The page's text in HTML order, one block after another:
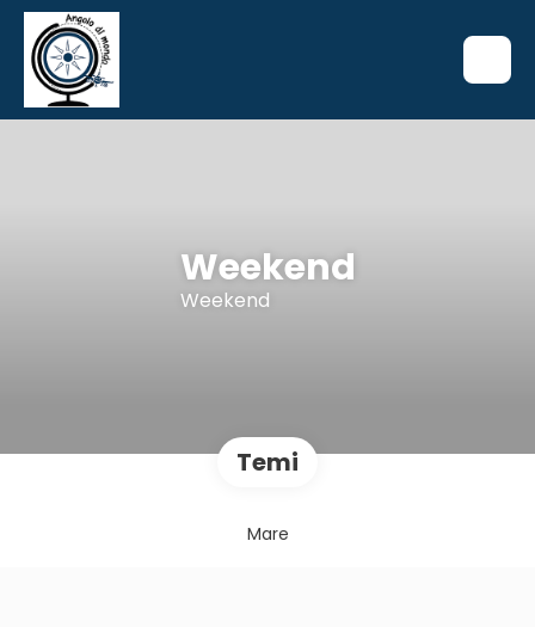
Weekend
Weekend
Temi
Mare